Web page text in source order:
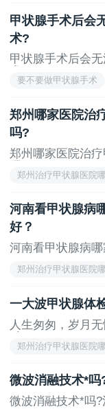
的效果，协助自
上一页
甲状腺手术后会
术?
甲状腺手术后会
要不要做甲状腺手术
甲状腺手术后声音沙哑
郑州哪家医院治
吗?
郑州哪家医院治
郑州治疗甲状腺医院
郑州甲状腺专科医院
河南看甲状腺病
好？
河南看甲状腺病
郑州治疗甲状腺医院
一大波甲状腺体
人生匆匆，岁月
郑州治疗甲状腺医院
微波消融技术*
微波消融技术*吗